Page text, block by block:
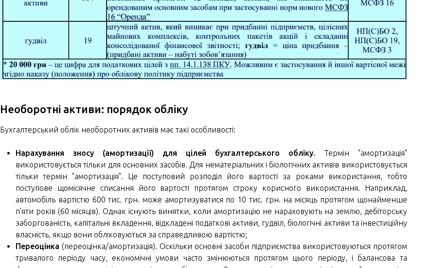
Необоротні активи: порядок обліку
Бухгалтерський облік необоротних активів має такі особливості:
Нарахування зносу (амортизації) для цілей бухгалтерського обліку. Термін "амортизація"
використовується тільки для основних засобів. Для нематеріальних і біологічних активів використовується
тільки термін "амортизація". Це поступовий розподіл його вартості за роками використання, тобто
поступове щомісячне списання його вартості протягом строку корисного використання. Наприклад,
автомобіль вартістю 600 тис. грн. може амортизуватися по 10 тис. грн. на місяць протягом щонайменше
п'яти років (60 місяців). Однак існують винятки, коли амортизацію не нараховують на землю, дебіторську
заборгованість, капітальні вкладення, відкладені податкові активи, гудвіл, біологічні активи та інвестиційну
власність, якщо вони обліковуються за справедливою вартістю;
Переоцінка (переоцінка/амортизація). Оскільки основні засоби підприємства використовуються протягом
тривалого періоду часу, економічні умови часто змінюються протягом цього періоду, і балансова та